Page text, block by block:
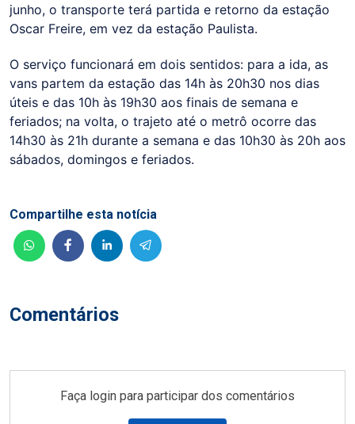
junho, o transporte terá partida e retorno da estação
Oscar Freire, em vez da estação Paulista.
O serviço funcionará em dois sentidos: para a ida, as
vans partem da estação das 14h às 20h30 nos dias
úteis e das 10h às 19h30 aos finais de semana e
feriados; na volta, o trajeto até o metrô ocorre das
14h30 às 21h durante a semana e das 10h30 às 20h aos
sábados, domingos e feriados.
Comentários
Compartilhe esta notícia
Faça login para participar dos comentários